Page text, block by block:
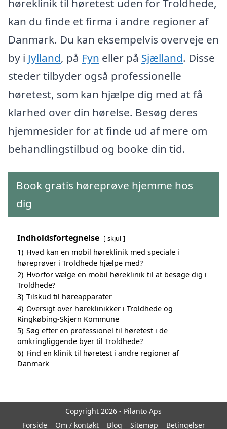
høreklinik til høretest uden for Troldhede,
kan du finde et firma i andre regioner af
Danmark. Du kan eksempelvis overveje en
by i Jylland, på Fyn eller på Sjælland. Disse
steder tilbyder også professionelle
høretest, som kan hjælpe dig med at få
klarhed over din hørelse. Besøg deres
hjemmesider for at finde ud af mere om
behandlingstilbud og booke din tid.
Book gratis høreprøve hjemme hos
dig
Indholdsfortegnelse skjul
1) Hvad kan en mobil høreklinik med speciale i
høreprøver i Troldhede hjælpe med?
2) Hvorfor vælge en mobil høreklinik til at besøge dig i
Troldhede?
3) Tilskud til høreapparater
4) Oversigt over høreklinikker i Troldhede og
Ringkøbing-Skjern Kommune
5) Søg efter en professionel til høretest i de
omkringliggende byer til Troldhede?
6) Find en klinik til høretest i andre regioner af
Danmark
Copyright 2026 - Pilanto Aps
Forside
Om / kontakt Blog Sitemap Betingelser